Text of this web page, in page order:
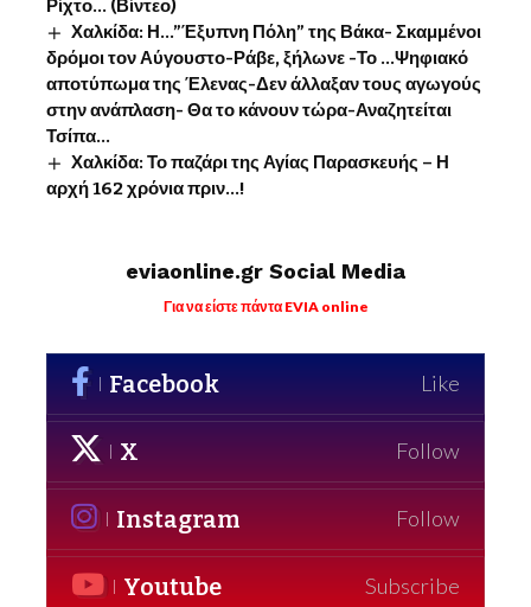
Ρίχτο… (Βίντεο)
Χαλκίδα: Η…”Έξυπνη Πόλη” της Βάκα- Σκαμμένοι
δρόμοι τον Αύγουστο-Ράβε, ξήλωνε -Το …Ψηφιακό
αποτύπωμα της Έλενας-Δεν άλλαξαν τους αγωγούς
στην ανάπλαση- Θα το κάνουν τώρα-Αναζητείται
Τσίπα…
Χαλκίδα: Το παζάρι της Αγίας Παρασκευής – Η
αρχή 162 χρόνια πριν…!
eviaonline.gr Social Media
Για να είστε πάντα EVIA online
Facebook Like
X Follow
Instagram Follow
Youtube Subscribe